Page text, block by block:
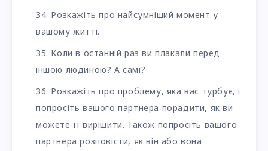
Розкажіть про найсумніший момент у
вашому житті.
Коли в останній раз ви плакали перед
іншою людиною? А самі?
Розкажіть про проблему, яка вас турбує, і
попросіть вашого партнера порадити, як ви
можете її вирішити. Також попросіть вашого
партнера розповісти, як він або вона